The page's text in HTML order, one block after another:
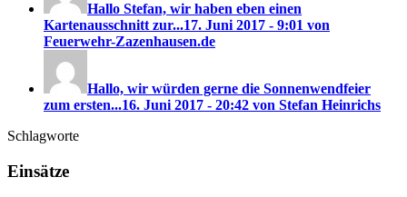
Hallo Stefan, wir haben eben einen
Kartenausschnitt zur...17. Juni 2017 - 9:01 von
Feuerwehr-Zazenhausen.de
Hallo, wir würden gerne die Sonnenwendfeier
zum ersten...16. Juni 2017 - 20:42 von Stefan Heinrichs
Schlagworte
Einsätze